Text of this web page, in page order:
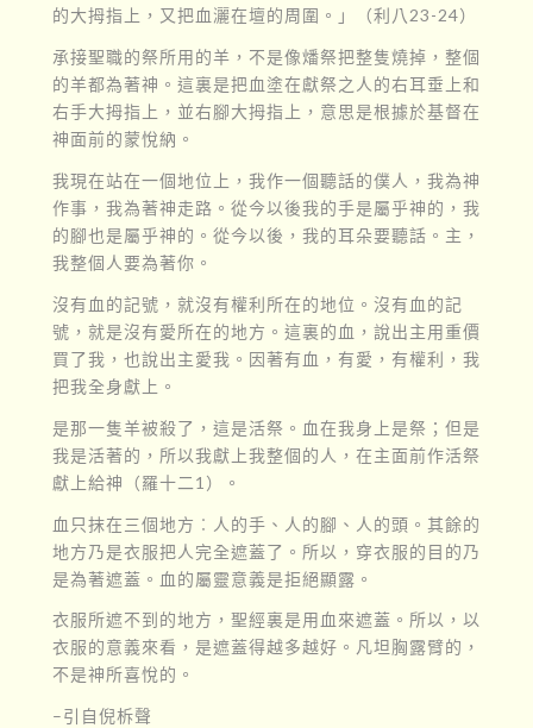
的大拇指上，又把血灑在壇的周圍。」（利八23-24）
承接聖職的祭所用的羊，不是像燔祭把整隻燒掉，整個
的羊都為著神。這裏是把血塗在獻祭之人的右耳垂上和
右手大拇指上，並右腳大拇指上，意思是根據於基督在
神面前的蒙悅納。
我現在站在一個地位上，我作一個聽話的僕人，我為神
作事，我為著神走路。從今以後我的手是屬乎神的，我
的腳也是屬乎神的。從今以後，我的耳朵要聽話。主，
我整個人要為著你。
沒有血的記號，就沒有權利所在的地位。沒有血的記
號，就是沒有愛所在的地方。這裏的血，說出主用重價
買了我，也說出主愛我。因著有血，有愛，有權利，我
把我全身獻上。
是那一隻羊被殺了，這是活祭。血在我身上是祭；但是
我是活著的，所以我獻上我整個的人，在主面前作活祭
獻上給神（羅十二1）。
血只抹在三個地方︰人的手、人的腳、人的頭。其餘的
地方乃是衣服把人完全遮蓋了。所以，穿衣服的目的乃
是為著遮蓋。血的屬靈意義是拒絕顯露。
衣服所遮不到的地方，聖經裏是用血來遮蓋。所以，以
衣服的意義來看，是遮蓋得越多越好。凡坦胸露臂的，
不是神所喜悅的。
–引自倪柝聲